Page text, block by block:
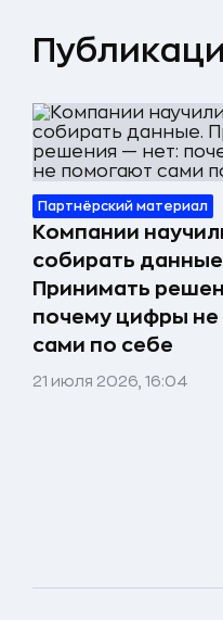
Партнёрский материал
Компании
собирать
Принимать
почему цифры
сами по себе
21 июля 2026, 16:04